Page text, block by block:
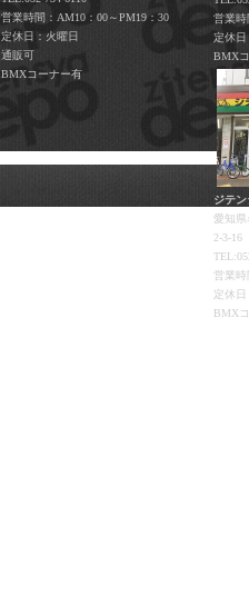
営業時間：AM10：00～PM19：30
定休日：火曜日
通販可
BMXコーナー有
営業時
定休日
BMX
ジテ
愛知
2-3-16
営業時
定休
BMX